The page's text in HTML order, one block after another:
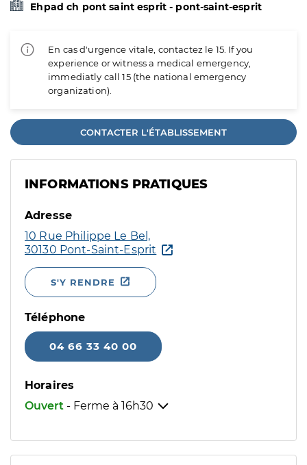
Ehpad ch pont saint esprit - pont-saint-esprit
En cas d'urgence vitale, contactez le 15. If you
experience or witness a medical emergency,
immediatly call 15 (the national emergency
organization).
CONTACTER L'ÉTABLISSEMENT
INFORMATIONS PRATIQUES
Adresse
10 Rue Philippe Le Bel,
30130 Pont-Saint-Esprit
S'Y RENDRE
Téléphone
04 66 33 40 00
Horaires
Ouvert - Ferme à 16h30